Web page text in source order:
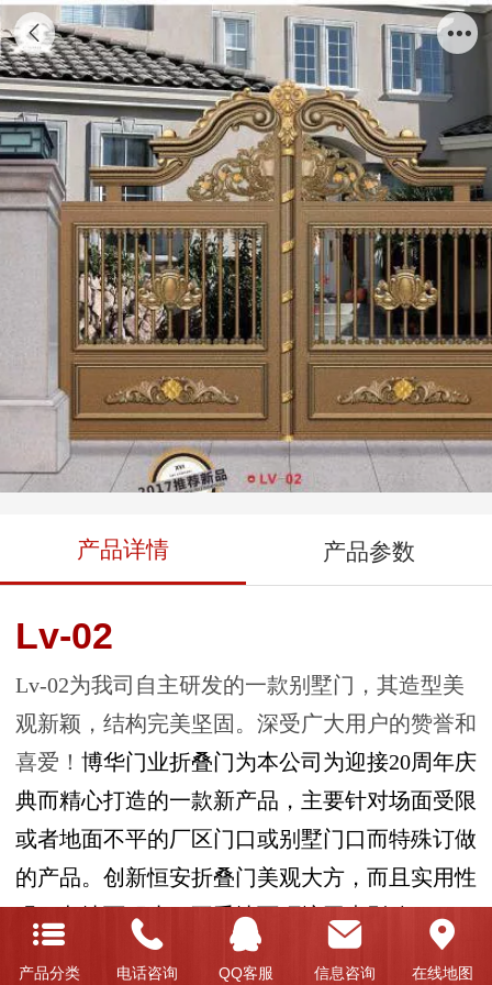
别墅庭院门 Lv-02
产品详情 产品参数
Lv-02
Lv-02为我司自主研发的一款别墅门，其造型美
观新颖，结构完美坚固。深受广大用户的赞誉和
喜爱！ 博华门业折叠门为本公司为迎接20周年庆
典而精心打造的一款新产品，主要针对场面受限
或者地面不平的厂区门口或别墅门口而特殊订做
的产品。创新恒安折叠门美观大方，而且实用性
强，占地面积小，不受地面环境因素影响。
产品分类 电话咨询 QQ客服 信息咨询 在线地图